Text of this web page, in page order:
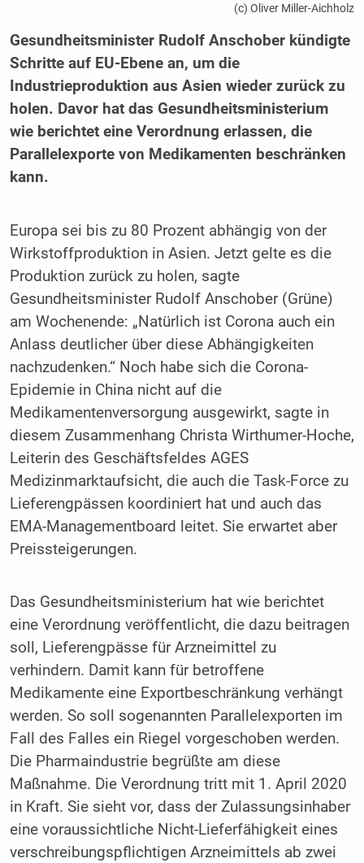
(c) Oliver Miller-Aichholz
Gesundheitsminister Rudolf Anschober kündigte
Schritte auf EU-Ebene an, um die
Industrieproduktion aus Asien wieder zurück zu
holen. Davor hat das Gesundheitsministerium
wie berichtet eine Verordnung erlassen, die
Parallelexporte von Medikamenten beschränken
kann.
Europa sei bis zu 80 Prozent abhängig von der
Wirkstoffproduktion in Asien. Jetzt gelte es die
Produktion zurück zu holen, sagte
Gesundheitsminister Rudolf Anschober (Grüne)
am Wochenende: „Natürlich ist Corona auch ein
Anlass deutlicher über diese Abhängigkeiten
nachzudenken.“ Noch habe sich die Corona-
Epidemie in China nicht auf die
Medikamentenversorgung ausgewirkt, sagte in
diesem Zusammenhang Christa Wirthumer-Hoche,
Leiterin des Geschäftsfeldes AGES
Medizinmarktaufsicht, die auch die Task-Force zu
Lieferengpässen koordiniert hat und auch das
EMA-Managementboard leitet. Sie erwartet aber
Preissteigerungen.
Das Gesundheitsministerium hat wie berichtet
eine Verordnung veröffentlicht, die dazu beitragen
soll, Lieferengpässe für Arzneimittel zu
verhindern. Damit kann für betroffene
Medikamente eine Exportbeschränkung verhängt
werden. So soll sogenannten Parallelexporten im
Fall des Falles ein Riegel vorgeschoben werden.
Die Pharmaindustrie begrüßte am diese
Maßnahme. Die Verordnung tritt mit 1. April 2020
in Kraft. Sie sieht vor, dass der Zulassungsinhaber
eine voraussichtliche Nicht-Lieferfähigkeit eines
verschreibungspflichtigen Arzneimittels ab zwei